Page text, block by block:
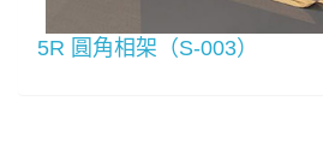
5R 圓角相架（S-003）